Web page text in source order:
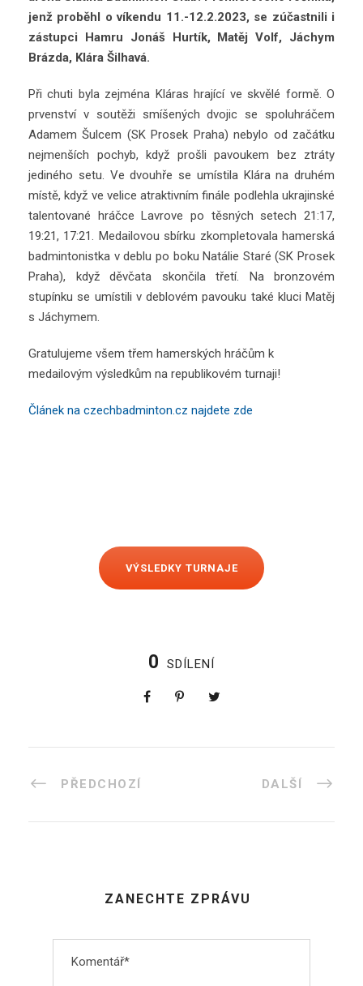
jenž proběhl o víkendu 11.-12.2.2023, se zúčastnili i
zástupci Hamru Jonáš Hurtík, Matěj Volf, Jáchym
Brázda, Klára Šilhavá.
Při chuti byla zejména Kláras hrající ve skvělé formě. O
prvenství v soutěži smíšených dvojic se spoluhráčem
Adamem Šulcem (SK Prosek Praha) nebylo od začátku
nejmenších pochyb, když prošli pavoukem bez ztráty
jediného setu. Ve dvouhře se umístila Klára na druhém
místě, když ve velice atraktivním finále podlehla ukrajinské
talentované hráčce Lavrove po těsných setech 21:17,
19:21, 17:21. Medailovou sbírku zkompletovala hamerská
badmintonistka v deblu po boku Natálie Staré (SK Prosek
Praha), když děvčata skončila třetí. Na bronzovém
stupínku se umístili v deblovém pavouku také kluci Matěj
s Jáchymem.
Gratulujeme všem třem hamerských hráčům k
medailovým výsledkům na republikovém turnaji!
Článek na czechbadminton.cz najdete zde
VÝSLEDKY TURNAJE
0 SDÍLENÍ
PŘEDCHOZÍ DALŠÍ
ZANECHTE ZPRÁVU